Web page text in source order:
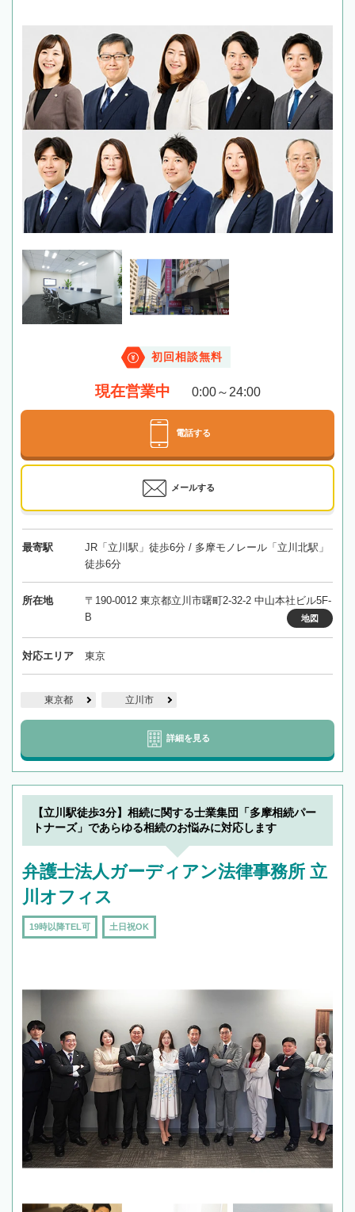
初回相談無料
現在営業中 0:00～24:00
電話する
メールする
最寄駅
JR「立川駅」徒歩6分 / 多摩モノレール「立川北駅」
徒歩6分
所在地
〒190-0012 東京都立川市曙町2-32-2 中山本社ビル5F-
B
地図
対応エリア 東京
東京都 立川市
詳細を見る
【立川駅徒歩3分】相続に関する士業集団「多摩相続パー
トナーズ」であらゆる相続のお悩みに対応します
弁護士法人ガーディアン法律事務所 立
川オフィス
19時以降TEL可 土日祝OK